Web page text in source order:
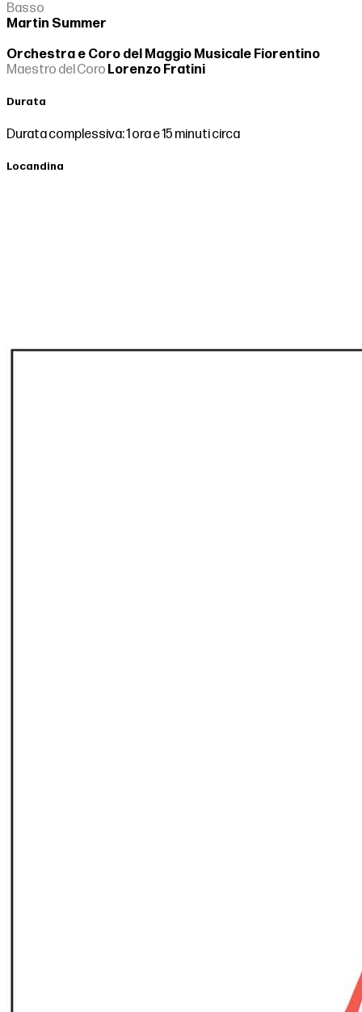
Basso
Martin Summer
Orchestra e Coro del Maggio Musicale Fiorentino
Maestro del Coro Lorenzo Fratini
Durata
Durata complessiva: 1 ora e 15 minuti circa
Locandina